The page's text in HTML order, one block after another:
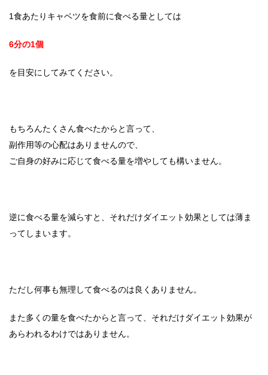
1食あたりキャベツを食前に食べる量としては
6分の1個
を目安にしてみてください。
もちろんたくさん食べたからと言って、
副作用等の心配はありませんので、
ご自身の好みに応じて食べる量を増やしても構いません。
逆に食べる量を減らすと、それだけダイエット効果としては薄ま
ってしまいます。
ただし何事も無理して食べるのは良くありません。
また多くの量を食べたからと言って、それだけダイエット効果が
あらわれるわけではありません。